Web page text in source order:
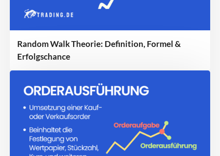
Random Walk Theorie: Definition, Formel &
Erfolgschance